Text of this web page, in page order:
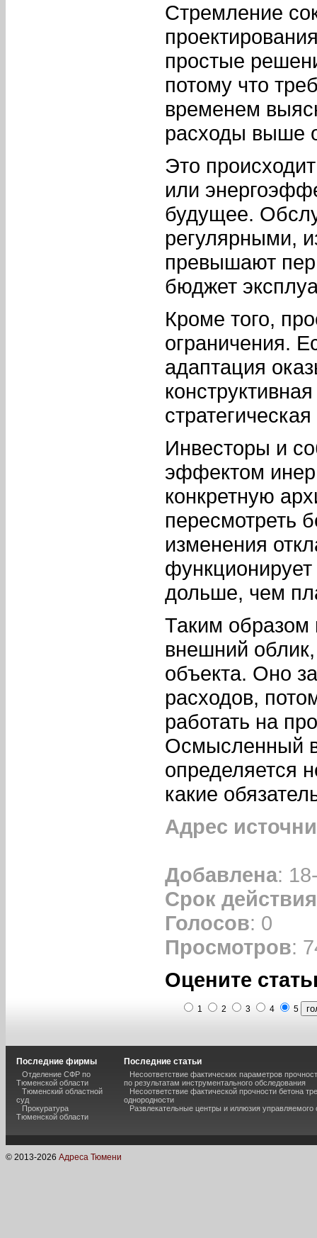
Стремление
простые
потому что
временем
расходы выше
Это
или
будущее.
регулярными,
превышают
бюджет
Кроме того,
ограничения.
адаптация
Инвесторы и
эффектом
конкретную
пересмотреть
изменения
дольше, чем
Таким образом
внешний
объекта. Оно
расходов,
работать на
Осмысленный
определяется
какие
Адрес
Добавлена:
Срок действия
Голосов: 0
Просмотров:
Оцените
1 2 3 4 5
Последние фирмы
Отделение СФР по
Тюменской области
Тюменский областной
суд
Прокуратура
Тюменской области
Последние статьи
Несоответствие фактических параметров
по результатам инструментального обследования
Несоответствие фактической прочности бетона
однородности
Развлекательные центры и иллюзия управляемого
© 2013-2026 Адреса Тюмени